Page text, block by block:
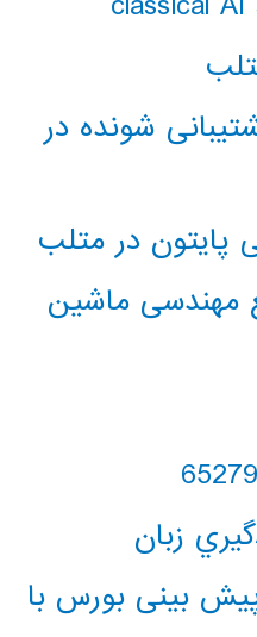
شونده در
پایتون در متلب
مهندسی ماشین
زبان
بینی بورس با